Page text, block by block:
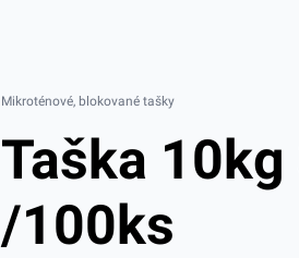
Mikroténové, blokované tašky
Taška
/100ks